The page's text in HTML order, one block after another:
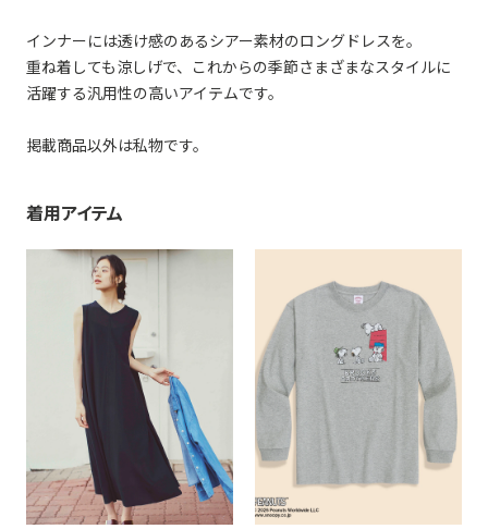
インナーには透け感のあるシアー素材のロングドレスを。
重ね着しても涼しげで、これからの季節さまざまなスタイルに
活躍する汎用性の高いアイテムです。
掲載商品以外は私物です。
着用アイテム